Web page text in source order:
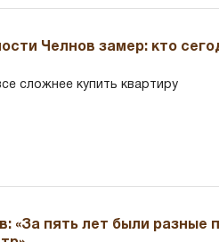
Челнов замер: кто
сложнее купить квартиру
«За пять лет были разные